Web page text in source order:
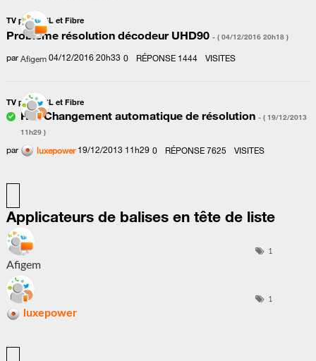
TV par ADSL et Fibre
Problème résolution décodeur UHD90 - ( ‎04/12/2016 20h18 )
parAfigem‎04/12/201620h33 0 RÉPONSE 1444 VISITES
TV par ADSL et Fibre
Re : Changement automatique de résolution- ( ‎19/12/2013
11h29 )
par luxepower ‎19/12/2013 11h29 0 RÉPONSE7625 VISITES
Applicateurs de balises en tête de liste
Afigem
1
luxepower
1